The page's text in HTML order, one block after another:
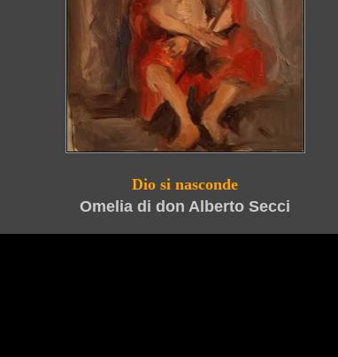
Dio si nasconde
Omelia di don Alberto Secci